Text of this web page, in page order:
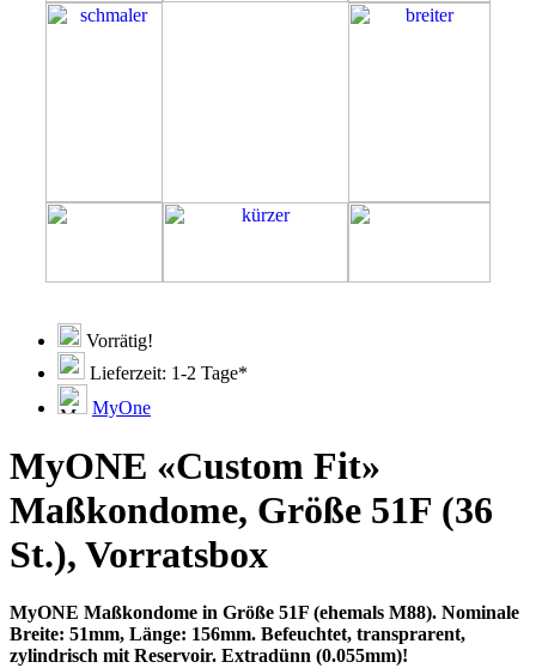
Vorrätig!
Lieferzeit: 1-2 Tage*
MyOne
MyONE «Custom Fit»
Maßkondome, Größe 51F (36
St.), Vorratsbox
MyONE Maßkondome in Größe 51F (ehemals M88). Nominale
Breite: 51mm, Länge: 156mm. Befeuchtet, transprarent,
zylindrisch mit Reservoir. Extradünn (0.055mm)!